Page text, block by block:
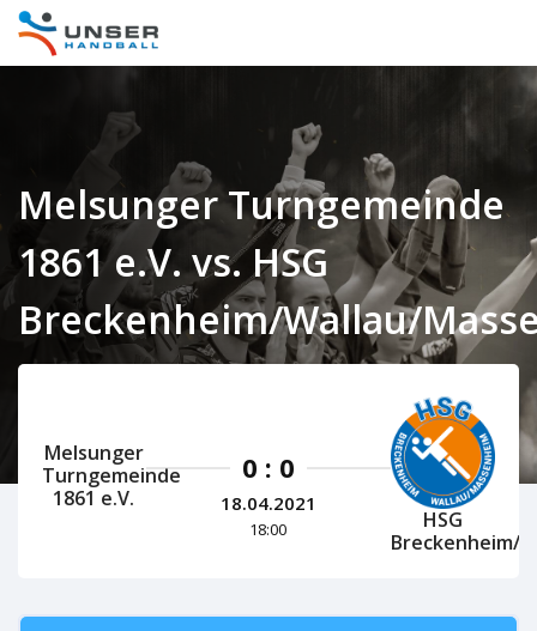
Melsunger Turngemeinde
1861 e.V. vs. HSG
Breckenheim/Wallau/
Melsunger
Turngemeinde
1861 e.V.
0 : 0
18.04.2021
18:00
HSG
Breckenheim/